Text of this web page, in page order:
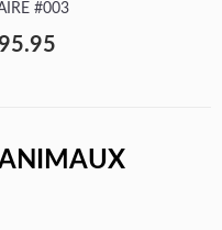
#003
ANIMAUX